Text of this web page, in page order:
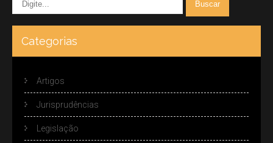
Categorias
Artigos
Jurisprudências
Legislação